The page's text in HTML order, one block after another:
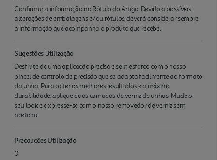
Confirmar a informação no Rótulo do Artigo. Devido a possíveis
alterações de embalagens e/ou rótulos, deverá considerar sempre
a informação que acompanha o produto que recebe.
Sugestões Utilização
Desfrute de uma aplicação precisa e sem esforço com o nosso
pincel de controlo de precisão que se adapta facilmente ao formato
da unha. Para obter os melhores resultados e a máxima
durabilidade, aplique duas camadas de verniz de unhas. Mude o
seu look e e xpresse-se com o nosso removedor de verniz sem
acetona.
Precauções Utilização
0